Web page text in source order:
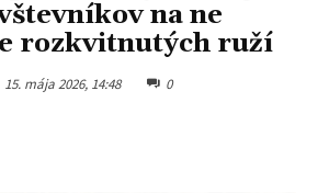
na ne
rozkvitnutých ruží
15. mája 2026, 14:48 0